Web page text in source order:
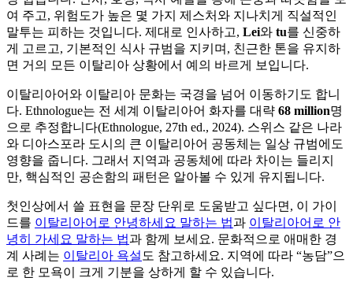
여 주고, 위험도가 높은 몇 가지 제스처와 지나치게 직설적인
말투는 피하는 것입니다. 제대로 인사하고, Lei와 tu를 신중하
게 고르고, 기본적인 식사 규범을 지키며, 친근한 톤을 유지하
면 거의 모든 이탈리아 상황에서 예의 바르게 보입니다.
이탈리아어와 이탈리아 문화는 국경을 넘어 이동하기도 합니
다. Ethnologue는 전 세계 이탈리아어 화자를 대략 68 million명
으로 추정합니다(Ethnologue, 27th ed., 2024). 스위스 같은 나라
와 디아스포라 도시의 큰 이탈리아어 공동체는 일상 규범에도
영향을 줍니다. 그래서 지역과 공동체에 따라 차이는 들리지
만, 핵심적인 공손함의 패턴은 알아볼 수 있게 유지됩니다.
첫인상에서 쓸 표현을 문장 단위로 도움받고 싶다면, 이 가이
드를 이탈리아어로 안녕하세요 말하는 법과 이탈리아어로 안
녕히 가세요 말하는 법과 함께 보세요. 문화적으로 애매한 경
계 사례는 이탈리아 욕설 도 참고하세요. 지역에 따라 “농담”으
로 한 모욕이 크게 기분을 상하게 할 수 있습니다.